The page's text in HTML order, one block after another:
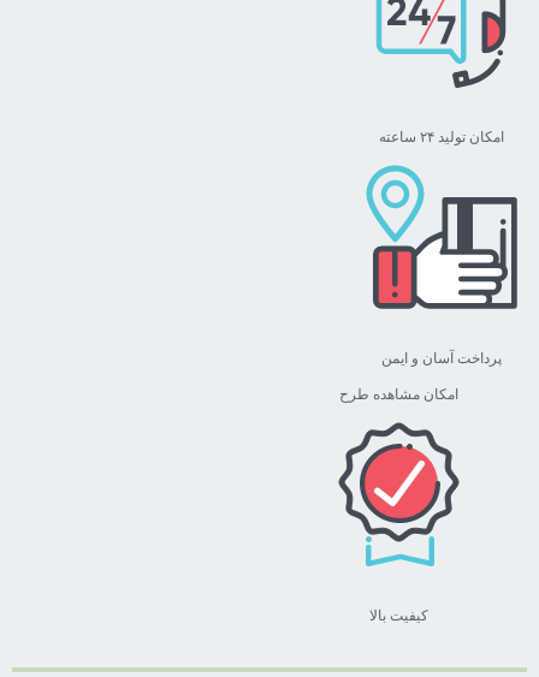
امکان تولید ۲۴ ساعته
پرداخت آسان و ایمن
امکان مشاهده طرح
کیفیت بالا